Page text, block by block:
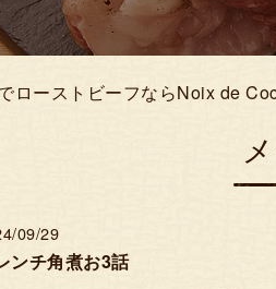
ローストビーフならNoix de
09/29
ンチ角煮お3話